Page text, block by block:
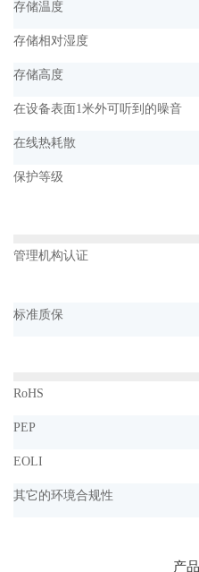
存储温度
存储相对湿度
存储高度
在设备表面1米外可听到的噪音
在线热耗散
保护等级
管理机构认证
标准质保
RoHS
PEP
EOLI
其它的环境合规性
产